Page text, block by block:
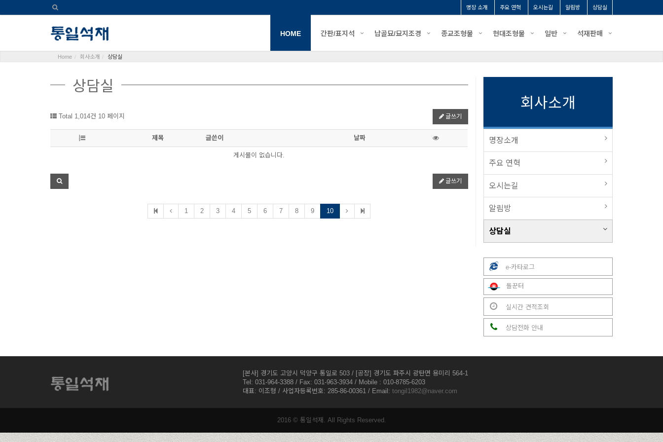
명장 소개 주요 연혁 오시는길 알림방 상담실
HOME 간판/표지석 납골묘/묘지조경 종교조형물 현대조형물 일반 석재판매
Home 회사소개 상담실
상담실
Total 1,014건 10 페이지 글쓰기
제목 글쓴이 날짜
게시물이 없습니다.
글쓰기
1 2 3 4 5 6 7 8 9 10
회사소개
명장소개
주요 연혁
오시는길
알림방
상담실
e-카타로그
돌꾼터
실시간 견적조회
상담전화 안내
[본사] 경기도 고양시 덕양구 통일로 503 / [공장] 경기도 파주시 광탄면 용미리 564-1
Tel: 031-964-3388 / Fax: 031-963-3934 / Mobile : 010-8785-6203
대표: 이조형 / 사업자등록번호: 285-86-00361 / Email: tongil1982@naver.com
2016 © 통일석재. All Rights Reserved.